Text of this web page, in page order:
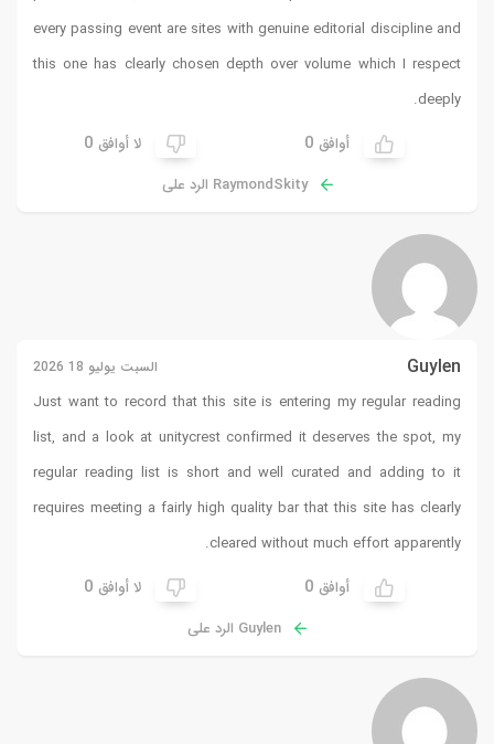
every passing event are sites with genuine editorial discipline and
this one has clearly chosen depth over volume which I respect
deeply.
أوافق 0 لا أوافق 0
RaymondSkity الرد على
Guylen السبت يوليو 18 2026
Just want to record that this site is entering my regular reading
list, and a look atunitycrestconfirmed it deserves the spot, my
regular reading list is short and well curated and adding to it
requires meeting a fairly high quality bar that this site has clearly
cleared without much effort apparently.
أوافق 0 لا أوافق 0
Guylen الرد على